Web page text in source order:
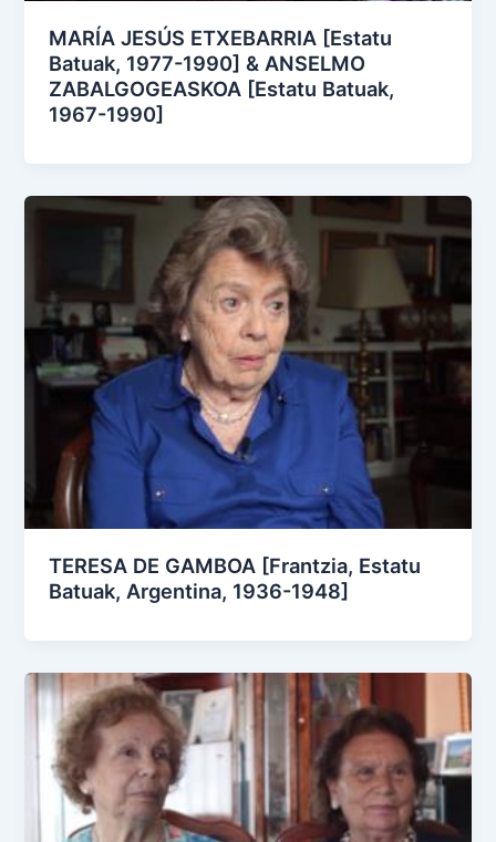
MARÍA JESÚS ETXEBARRIA [Estatu
Batuak, 1977-1990] & ANSELMO
ZABALGOGEASKOA [Estatu Batuak,
1967-1990]
TERESA DE GAMBOA [Frantzia, Estatu
Batuak, Argentina, 1936-1948]